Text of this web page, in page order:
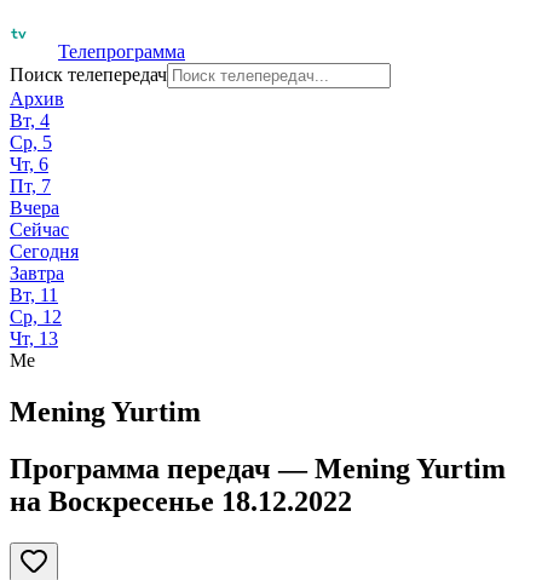
Телепрограмма
Поиск телепередач
Архив
Вт, 4
Ср, 5
Чт, 6
Пт, 7
Вчера
Сейчас
Сегодня
Завтра
Вт, 11
Ср, 12
Чт, 13
Me
Mening Yurtim
Программа передач —Mening Yurtim
на Воскресенье 18.12.2022